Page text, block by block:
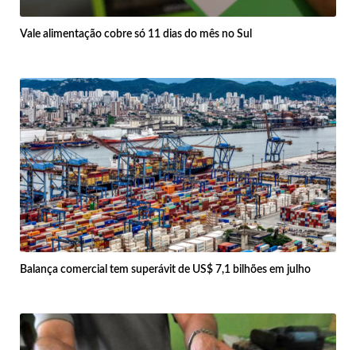
Vale alimentação cobre só 11 dias do mês no Sul
Balança comercial tem superávit de US$ 7,1 bilhões em julho